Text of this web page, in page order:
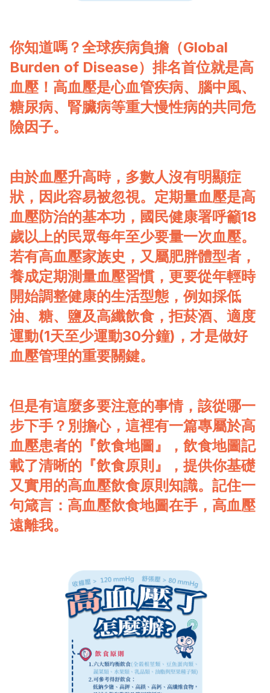
你知道嗎？全球疾病負擔（Global
Burden of Disease）排名首位就是高
血壓！高血壓是心血管疾病、腦中風、
糖尿病、腎臟病等重大慢性病的共同危
險因子。
由於血壓升高時，多數人沒有明顯症
狀，因此容易被忽視。定期量血壓是高
血壓防治的基本功，國民健康署呼籲18
歲以上的民眾每年至少要量一次血壓。
若有高血壓家族史，又屬肥胖體型者，
養成定期測量血壓習慣，更要從年輕時
開始調整健康的生活型態，例如採低
油、糖、鹽及高纖飲食，拒菸酒、適度
運動(1天至少運動30分鐘)，才是做好
血壓管理的重要關鍵。
但是有這麼多要注意的事情，該從哪一
步下手？別擔心，這裡有一篇專屬於高
血壓患者的『飲食地圖』，飲食地圖記
載了清晰的『飲食原則』，提供你基礎
又實用的高血壓飲食原則知識。記住一
句箴言：高血壓飲食地圖在手，高血壓
遠離我。